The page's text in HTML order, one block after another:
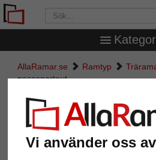
Vi använder oss
AllaRamar.se Ramtyp
passepartout
Träram Juliette